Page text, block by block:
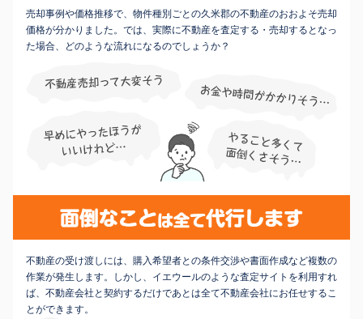
売却事例や価格推移で、物件種別ごとの久米郡の不動産のおおよそ売却
価格が分かりました。では、実際に不動産を査定する・売却するとなっ
た場合、どのような流れになるのでしょうか？
不動産の受け渡しには、購入希望者との条件交渉や書面作成など複数の
作業が発生します。しかし、イエウールのような査定サイトを利用すれ
ば、不動産会社と契約するだけであとは全て不動産会社にお任せするこ
とができます。